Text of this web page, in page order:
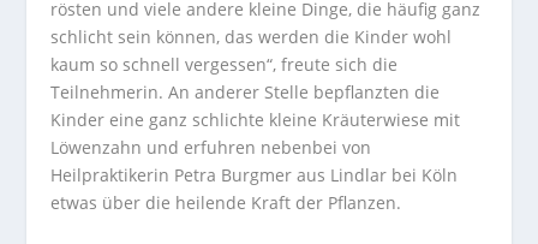
rösten und viele andere kleine Dinge, die häufig ganz
schlicht sein können, das werden die Kinder wohl
kaum so schnell vergessen“, freute sich die
Teilnehmerin. An anderer Stelle bepflanzten die
Kinder eine ganz schlichte kleine Kräuterwiese mit
Löwenzahn und erfuhren nebenbei von
Heilpraktikerin Petra Burgmer aus Lindlar bei Köln
etwas über die heilende Kraft der Pflanzen.